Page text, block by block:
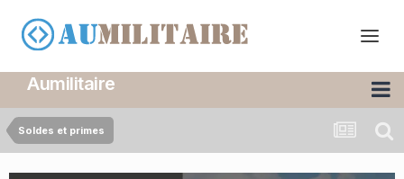
Aumilitaire
Soldes et primes